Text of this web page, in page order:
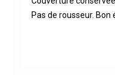
Pas de rousseur. Bon